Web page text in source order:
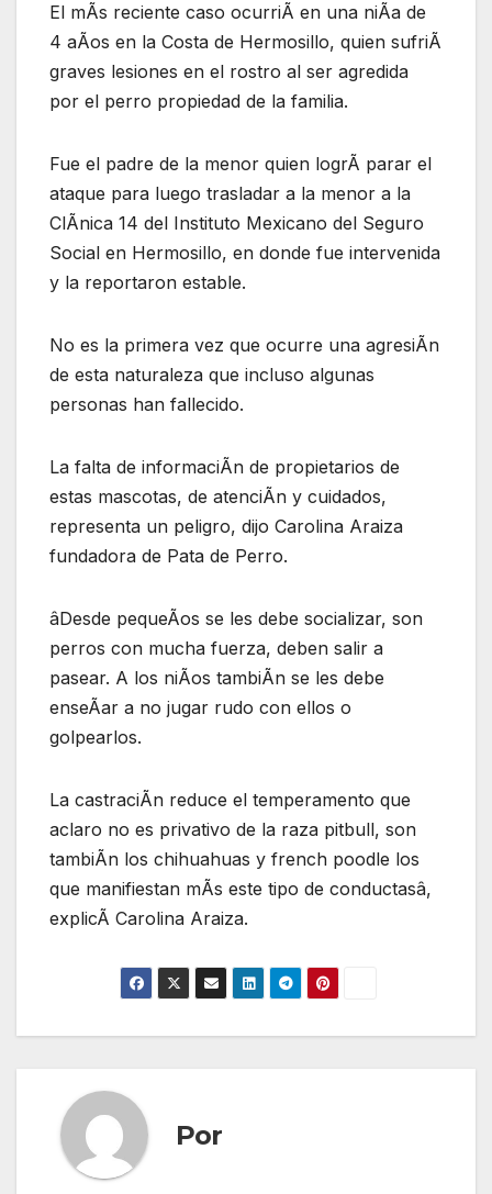
El mÃs reciente caso ocurriÃ en una niÃa de
4 aÃos en la Costa de Hermosillo, quien sufriÃ
graves lesiones en el rostro al ser agredida
por el perro propiedad de la familia.
Fue el padre de la menor quien logrÃ parar el
ataque para luego trasladar a la menor a la
ClÃnica 14 del Instituto Mexicano del Seguro
Social en Hermosillo, en donde fue intervenida
y la reportaron estable.
No es la primera vez que ocurre una agresiÃn
de esta naturaleza que incluso algunas
personas han fallecido.
La falta de informaciÃn de propietarios de
estas mascotas, de atenciÃn y cuidados,
representa un peligro, dijo Carolina Araiza
fundadora de Pata de Perro.
âDesde pequeÃos se les debe socializar, son
perros con mucha fuerza, deben salir a
pasear. A los niÃos tambiÃn se les debe
enseÃar a no jugar rudo con ellos o
golpearlos.
La castraciÃn reduce el temperamento que
aclaro no es privativo de la raza pitbull, son
tambiÃn los chihuahuas y french poodle los
que manifiestan mÃs este tipo de conductasâ,
explicÃ Carolina Araiza.
Por